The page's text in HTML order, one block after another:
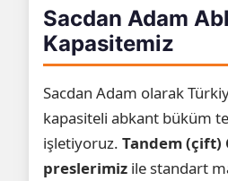
Sacdan Adam
Kapasitemiz
Sacdan Adam olarak
kapasiteli abkant büküm
işletiyoruz. Tandem (çift)
preslerimiz ile standart